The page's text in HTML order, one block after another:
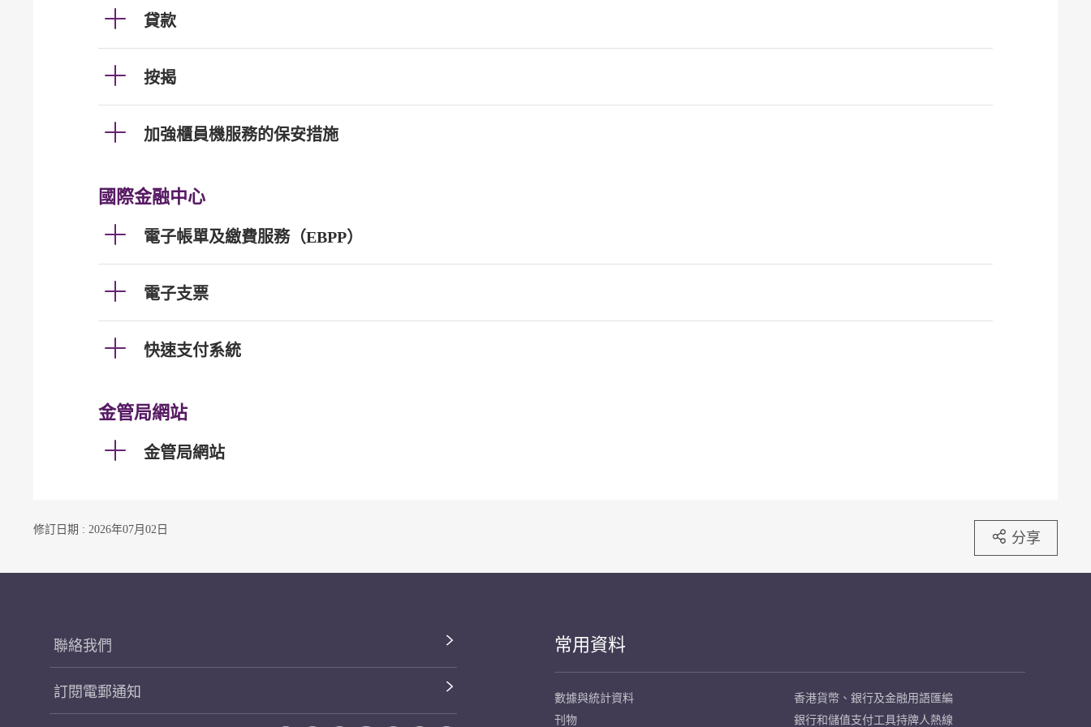
貸款
按揭
加強櫃員機服務的保安措施
國際金融中心
電子帳單及繳費服務（EBPP）
電子支票
快速支付系統
金管局網站
金管局網站
修訂日期 : 2026年07月02日 分享
聯絡我們
訂閱電郵通知
常用資料
數據與統計資料
刊物
香港貨幣、銀行及金融用語匯編
銀行和儲值支付工具持牌人熱線